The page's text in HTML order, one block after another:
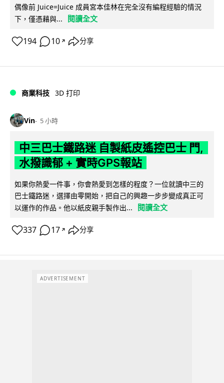
偶像前 Juice=Juice 成員宮本佳林在完全沒有編程經驗的情況
下，僅憑藉與...
閱讀全文
194 10 ↗ 分享
商業科技 3D 打印
Vin 5 小時
中三巴士鐵路迷 自製紙皮遙控巴士 門,
水撥識郁 + 實時GPS報站
如果你熱愛一件事，你會熱愛到怎樣的程度？一位就讀中三的
巴士鐵路迷，選擇由零開始，把自己的興趣一步步變成真正可
以運作的作品。他以紙皮親手製作出...
閱讀全文
337 17 ↗ 分享
ADVERTISEMENT